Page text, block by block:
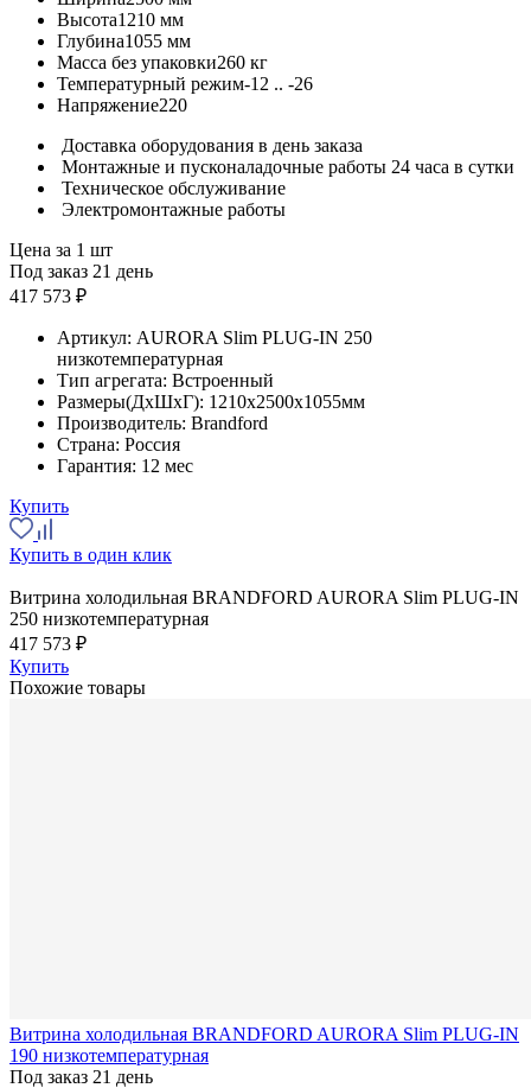
Высота1210 мм
Глубина1055 мм
Масса без упаковки260 кг
Температурный режим-12 .. -26
Напряжение220
Доставка оборудования в день заказа
Монтажные и пусконаладочные работы 24 часа в сутки
Техническое обслуживание
Электромонтажные работы
Цена за 1 шт
Под заказ 21 день
417 573 ₽
Артикул: AURORA Slim PLUG-IN 250
низкотемпературная
Тип агрегата: Встроенный
Размеры(ДхШхГ): 1210x2500x1055мм
Производитель: Brandford
Страна: Россия
Гарантия: 12 мес
Купить
Купить в один клик
Витрина холодильная BRANDFORD AURORA Slim PLUG-IN
250 низкотемпературная
417 573 ₽
Купить
Похожие товары
Витрина холодильная BRANDFORD AURORA Slim PLUG-IN
190 низкотемпературная
Под заказ 21 день